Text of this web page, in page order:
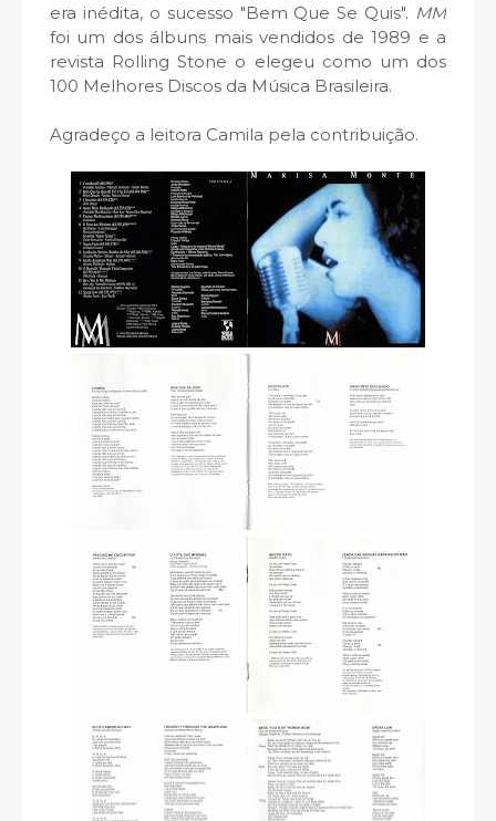
era inédita, o sucesso "Bem Que Se Quis". MM
foi um dos álbuns mais vendidos de 1989 e a
revista Rolling Stone o elegeu como um dos
100 Melhores Discos da Música Brasileira.
Agradeço a leitora Camila pela contribuição.